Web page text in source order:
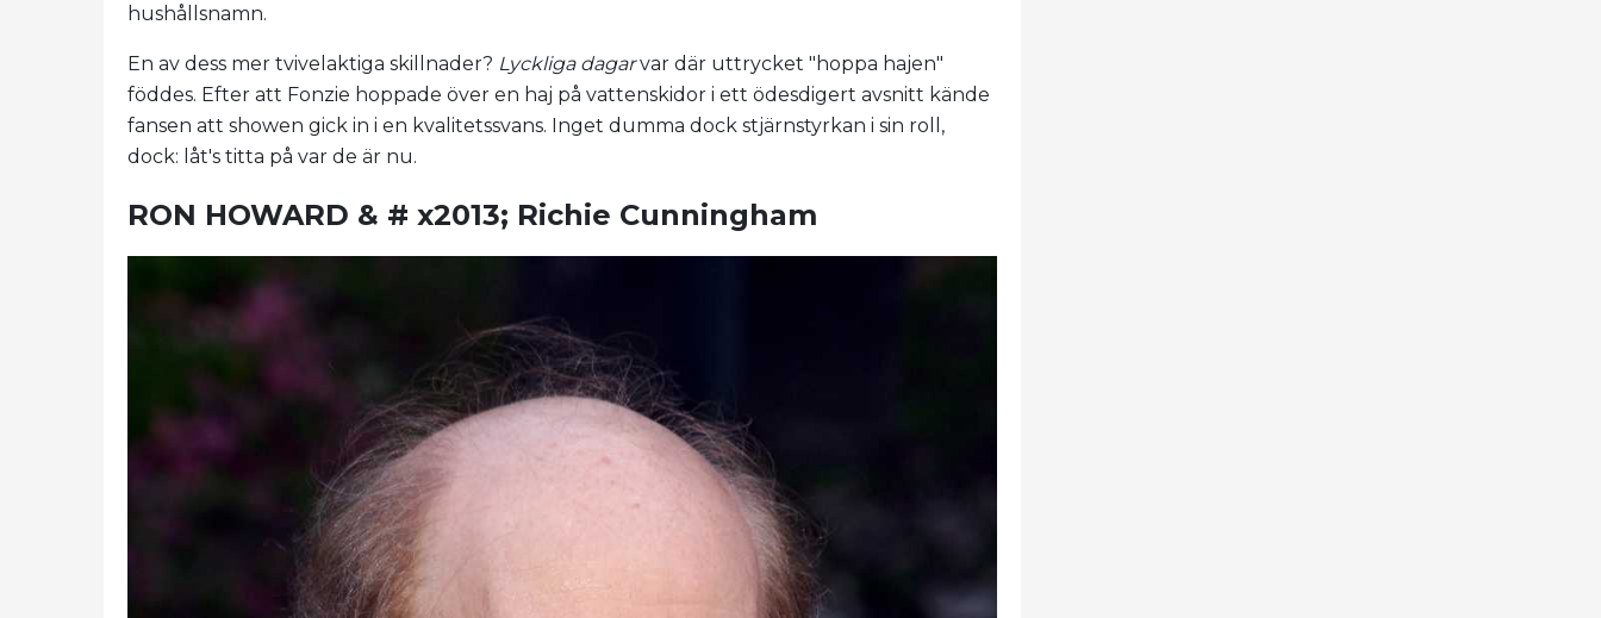
hushållsnamn.
En av dess mer tvivelaktiga skillnader? Lyckliga dagarvar där uttrycket "hoppa hajen"
föddes. Efter att Fonzie hoppade över en haj på vattenskidor i ett ödesdigert avsnitt kände
fansen att showen gick in i en kvalitetssvans. Inget dumma dock stjärnstyrkan i sin roll,
dock: låt's titta på var de är nu.
RON HOWARD & # x2013; Richie Cunningham